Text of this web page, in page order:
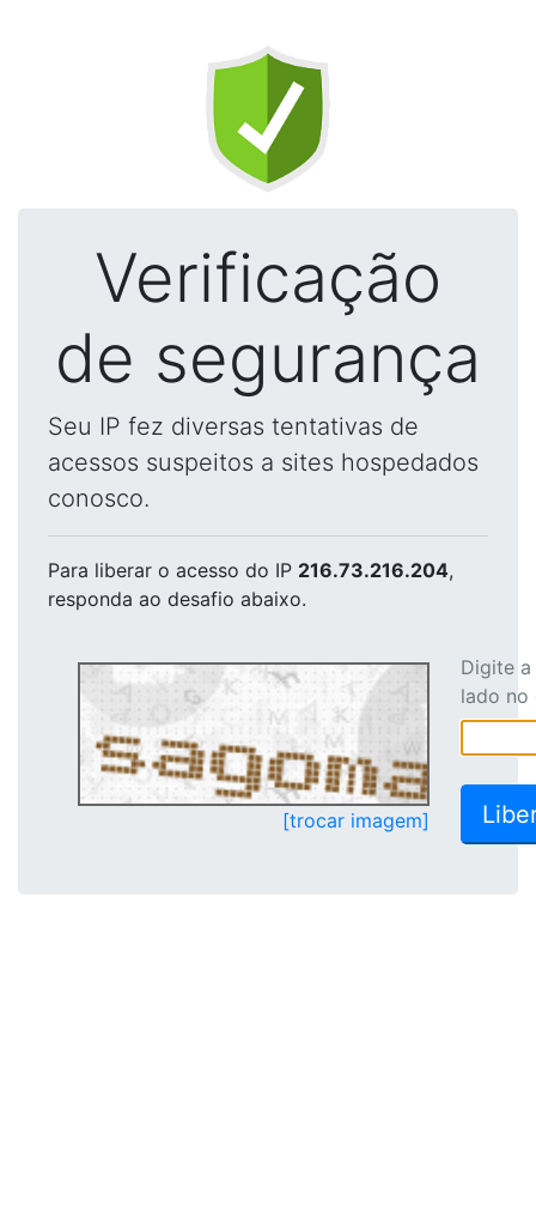
Verificação
de segurança
Seu IP fez diversas tentativas de
acessos suspeitos a sites hospedados
conosco.
Para liberar o acesso do IP 216.73.216.204,
responda ao desafio abaixo.
[trocar imagem]
Digite
lado no